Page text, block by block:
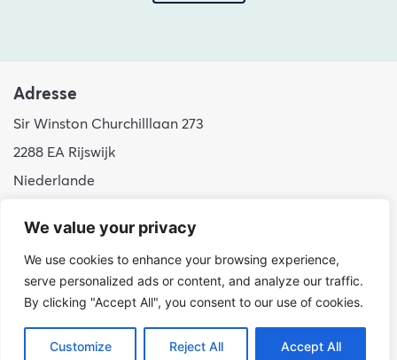
We value your privacy
We use cookies to enhance your browsing experience,
serve personalized ads or content, and analyze our traffic.
By clicking "Accept All", you consent to our use of cookies.
Customize Reject All Accept All
Adresse
Sir Winston Churchilllaan 273
2288 EA Rijswijk
Niederlande
info@hudsoncybertec.com
KvK: 23040253
über uns
Unsere Arbeitsweise